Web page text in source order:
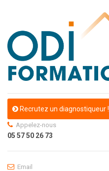
Recrutez un diagnostiqueur !
Appelez-nous
05 57 50 26 73
Email